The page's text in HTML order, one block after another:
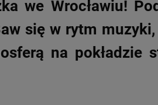
we Wrocławiu!
się w rytm
na pokładzie